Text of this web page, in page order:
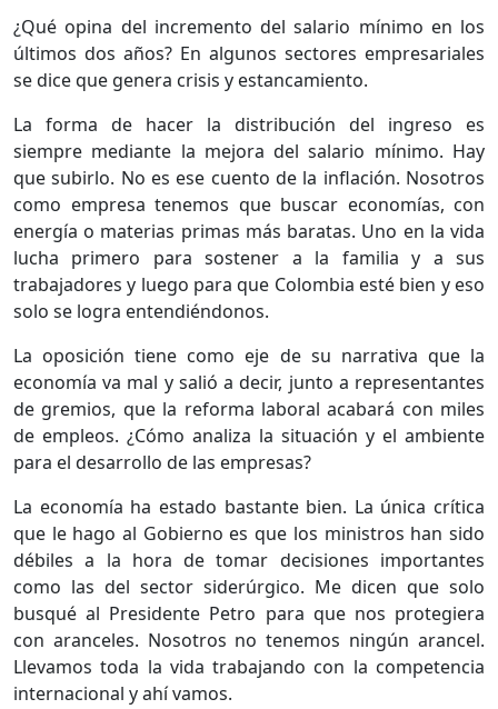
¿Qué opina del incremento del salario mínimo en los
últimos dos años? En algunos sectores empresariales
se dice que genera crisis y estancamiento.
La forma de hacer la distribución del ingreso es
siempre mediante la mejora del salario mínimo. Hay
que subirlo. No es ese cuento de la inflación. Nosotros
como empresa tenemos que buscar economías, con
energía o materias primas más baratas. Uno en la vida
lucha primero para sostener a la familia y a sus
trabajadores y luego para que Colombia esté bien y eso
solo se logra entendiéndonos.
La oposición tiene como eje de su narrativa que la
economía va mal y salió a decir, junto a representantes
de gremios, que la reforma laboral acabará con miles
de empleos. ¿Cómo analiza la situación y el ambiente
para el desarrollo de las empresas?
La economía ha estado bastante bien. La única crítica
que le hago al Gobierno es que los ministros han sido
débiles a la hora de tomar decisiones importantes
como las del sector siderúrgico. Me dicen que solo
busqué al Presidente Petro para que nos protegiera
con aranceles. Nosotros no tenemos ningún arancel.
Llevamos toda la vida trabajando con la competencia
internacional y ahí vamos.